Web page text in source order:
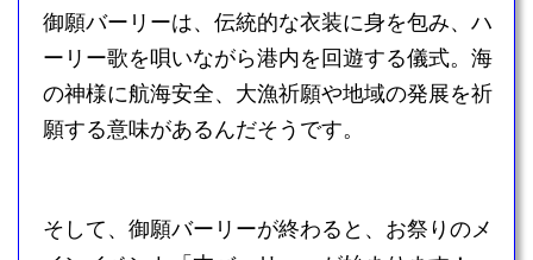
御願バーリーは、伝統的な衣装に身を包み、ハ
ーリー歌を唄いながら港内を回遊する儀式。海
の神様に航海安全、大漁祈願や地域の発展を祈
願する意味があるんだそうです。
そして、御願バーリーが終わると、お祭りのメ